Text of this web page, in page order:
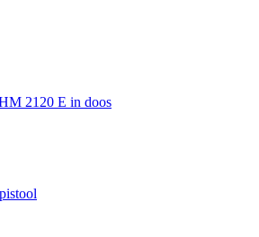
2120 E in doos